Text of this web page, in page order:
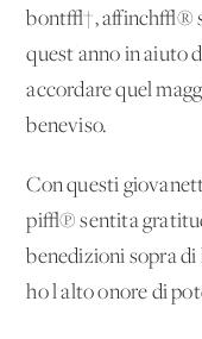
bont√†, affinch√®
quest'anno in aiuto
accordare quel
beneviso.
Con questi
pi√π sentita
benedizioni sopra
ho l'alto onore di